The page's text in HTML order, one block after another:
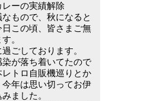
ーの実績解除
もので、秋になると
この頃、皆さまご無
。
ごしております。
が落ち着いてたので
トロ自販機巡りとか
今年は思い切ってお伊
ました。